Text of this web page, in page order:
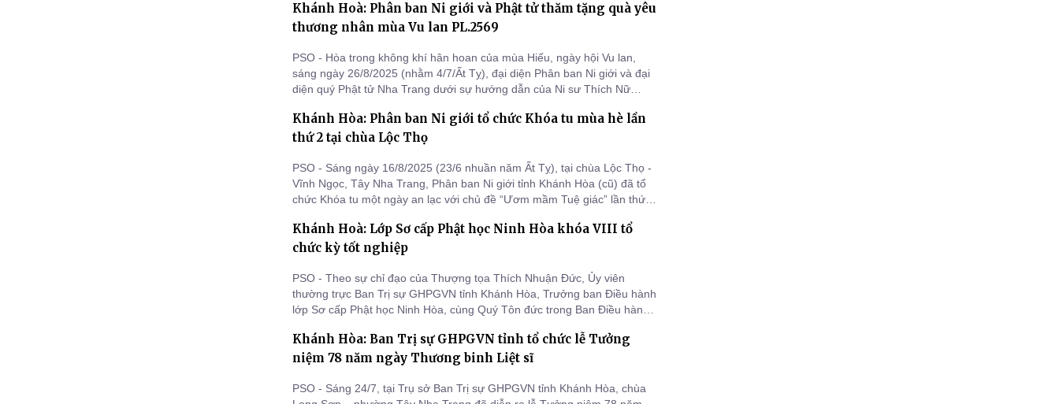
Khánh Hoà: Phân ban Ni giới và Phật tử thăm tặng quà yêu
thương nhân mùa Vu lan PL.2569
PSO - Hòa trong không khí hân hoan của mùa Hiếu, ngày hội Vu lan,
sáng ngày 26/8/2025 (nhằm 4/7/Ất Tỵ), đại diện Phân ban Ni giới và đại
diện quý Phật tử Nha Trang dưới sự hướng dẫn của Ni sư Thích Nữ
chức chuyến thiện nguyện với nhiều ý nghĩa.
Khánh Hòa: Phân ban Ni giới tổ chức Khóa tu mùa hè lần
thứ 2 tại chùa Lộc Thọ
PSO - Sáng ngày 16/8/2025 (23/6 nhuần năm Ất Tỵ), tại chùa Lộc Thọ -
Vĩnh Ngọc, Tây Nha Trang, Phân ban Ni giới tỉnh Khánh Hòa (cũ) đã tổ
chức Khóa tu một ngày an lạc với chủ đề “Ươm mầm Tuệ giác” lần thứ 2
tham dự.
Khánh Hoà: Lớp Sơ cấp Phật học Ninh Hòa khóa VIII tổ
chức kỳ tốt nghiệp
PSO - Theo sự chỉ đạo của Thượng tọa Thích Nhuận Đức, Ủy viên
thường trực Ban Trị sự GHPGVN tỉnh Khánh Hòa, Trưởng ban Điều hành
lớp Sơ cấp Phật học Ninh Hòa, cùng Quý Tôn đức trong Ban Điều hành,
trọng tổ chức. Kỳ thi nhằm tuyển chọn một số Tăng Ni sinh xuất sắc để
tiếp tục tu h
Khánh Hòa: Ban Trị sự GHPGVN tỉnh tổ chức lễ Tưởng
niệm 78 năm ngày Thương binh Liệt sĩ
PSO - Sáng 24/7, tại Trụ sở Ban Trị sự GHPGVN tỉnh Khánh Hòa, chùa